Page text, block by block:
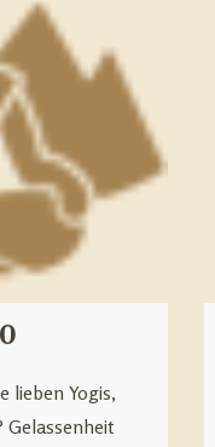
lieben Yogis,
Gelassenheit